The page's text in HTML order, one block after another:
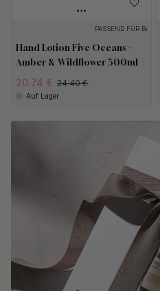
PASSEND FÜR BASE
Hand Lotion Five Oceans -
Amber & Wildflower 500ml
20.74 € 24.40 €
Auf Lager